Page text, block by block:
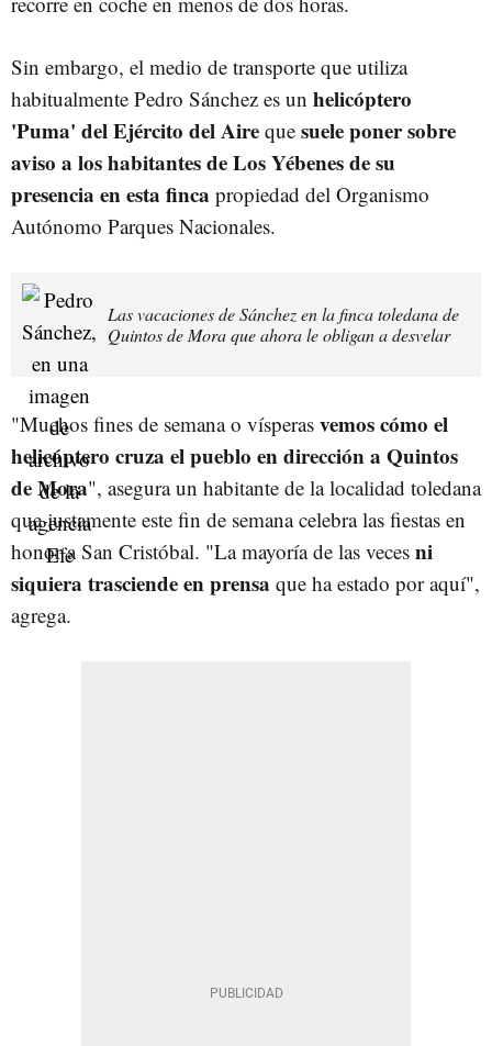
Sin embargo, el medio de transporte que utiliza
habitualmente Pedro Sánchez es un helicóptero
'Puma' del Ejército del Aire que suele poner sobre
aviso a los habitantes de Los Yébenes de su
presencia en esta finca propiedad del Organismo
Autónomo Parques Nacionales.
Las vacaciones de Sánchez en la finca toledana de
Quintos de Mora que ahora le obligan a desvelar
"Muchos fines de semana o vísperas vemos cómo el
helicóptero cruza el pueblo en dirección a Quintos
de Mora", asegura un habitante de la localidad toledana
que justamente este fin de semana celebra las fiestas en
honor a San Cristóbal. "La mayoría de las veces ni
siquiera trasciende en prensa que ha estado por aquí",
agrega.